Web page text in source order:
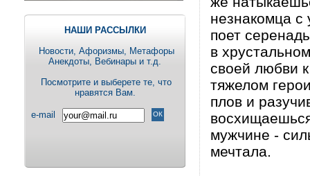
НАШИ РАССЫЛКИ
Новости, Aфоризмы, Метафоры
Анекдоты, Вебинары и т.д.
Посмотрите и выберете те, что
нравятся Вам.
e-mail
незнакомца с
поет
в
своей любви
тяжелом
плов и
мужчине -
мечтала.